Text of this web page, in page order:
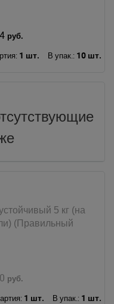
руб.
1 шт. В упак.: 10 шт.
5 кг (на
(Правильный
руб.
1 шт. В упак.: 1 шт.